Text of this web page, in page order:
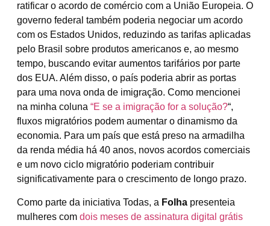
ratificar o acordo de comércio com a União Europeia. O
governo federal também poderia negociar um acordo
com os Estados Unidos, reduzindo as tarifas aplicadas
pelo Brasil sobre produtos americanos e, ao mesmo
tempo, buscando evitar aumentos tarifários por parte
dos EUA. Além disso, o país poderia abrir as portas
para uma nova onda de imigração. Como mencionei
na minha coluna “E se a imigração for a solução?“,
fluxos migratórios podem aumentar o dinamismo da
economia. Para um país que está preso na armadilha
da renda média há 40 anos, novos acordos comerciais
e um novo ciclo migratório poderiam contribuir
significativamente para o crescimento de longo prazo.
Como parte da iniciativa Todas, a Folha presenteia
mulheres com dois meses de assinatura digital grátis